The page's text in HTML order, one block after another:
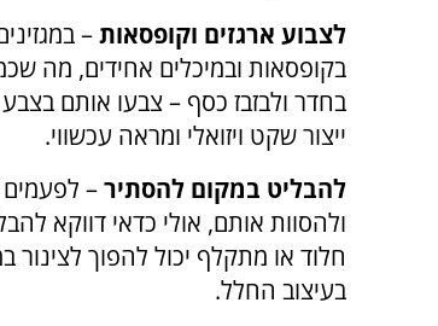
לצבוע ארגזים וקופסאות–
בקופסאות ובמיכלים אחידים, מה
בחדר ולבזבז כסף – צבעו אותם
ייצור שקט ויזואלי ומראה עכשווי.
להבליט במקום להסתיר– לפעמים
ולהסוות אותם, אולי כדאי דווקא
חלוד או מתקלף יכול להפוך לצינור
בעיצוב החלל.